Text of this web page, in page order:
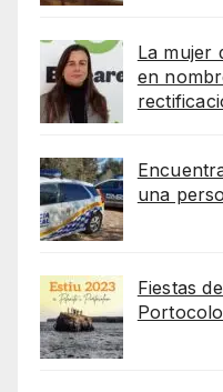
La mujer
en
una
Fiestas